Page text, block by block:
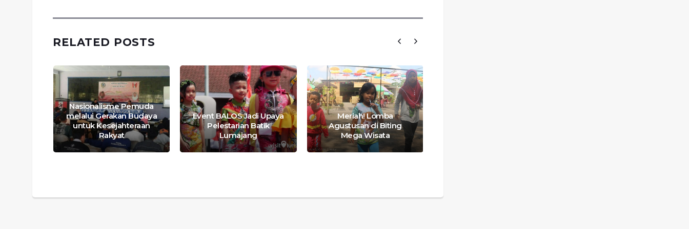
RELATED POSTS
Nasionalisme Pemuda
melalui Gerakan Budaya
untuk Kesejahteraan
Rakyat
Event BALOS Jadi Upaya
Pelestarian Batik
Lumajang
Meriah! Lomba
Agustusan di Biting
Mega Wisata